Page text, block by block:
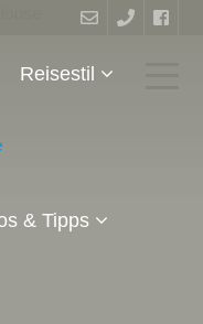
Reisestil
& Tipps